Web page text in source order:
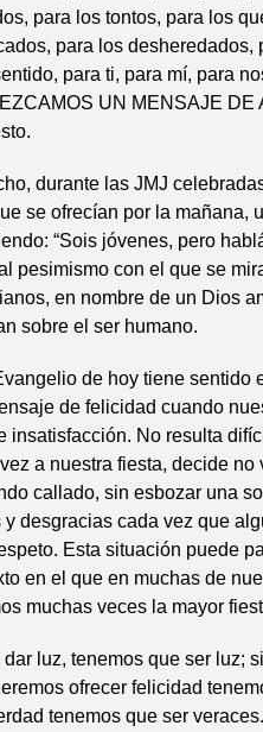
para los tontos, para los
para los
para ti, para mí, para
UN MENSAJE
durante las JMJ
se ofrecían por la mañana,
“Sois jóvenes, pero
pesimismo con el que se
en nombre de un Dios
sobre el ser humano.
de hoy tiene sentido
de felicidad cuando
insatisfacción. No resulta
a nuestra fiesta, decide
callado, sin esbozar una
desgracias cada vez que
Esta situación puede
en el que en muchas de
muchas veces la mayor
luz, tenemos que ser luz;
ofrecer felicidad
tenemos que ser veraces.